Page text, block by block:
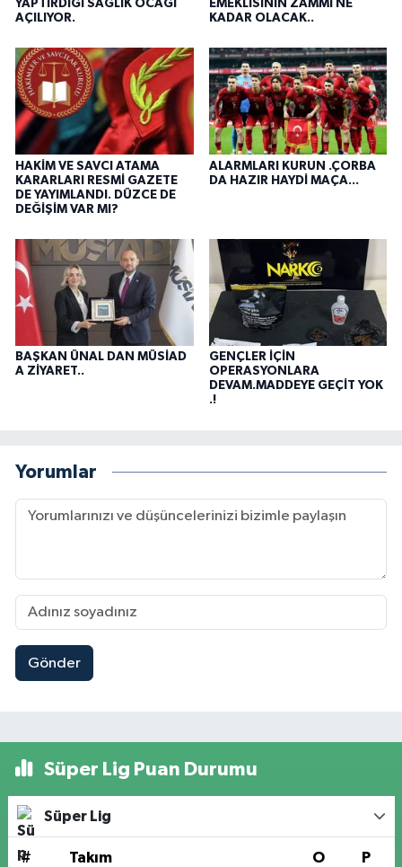
YAPTIRDIĞI SAĞLIK OCAĞI
AÇILIYOR.
EMEKLİSİNİN ZAMMI NE
KADAR OLACAK..
HAKİM VE SAVCI ATAMA
KARARLARI RESMİ GAZETE
DE YAYIMLANDI. DÜZCE DE
DEĞİŞİM VAR MI?
ALARMLARI KURUN .ÇORBA
DA HAZIR HAYDİ MAÇA...
BAŞKAN ÜNAL DAN MÜSİAD
A ZİYARET..
GENÇLER İÇİN
OPERASYONLARA
DEVAM.MADDEYE GEÇİT YOK
.!
Yorumlar
Gönder
Süper Lig Puan Durumu
Süper Lig
# Takım O P